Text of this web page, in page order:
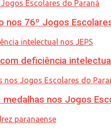
76º Jogos
deficiência
nos Jogos